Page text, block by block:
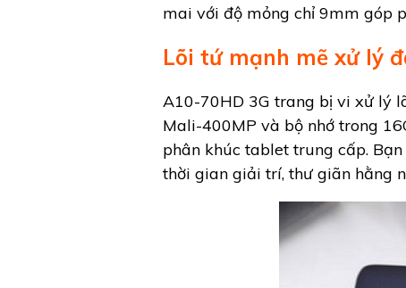
mai với độ mỏng chỉ 9mm góp
Lõi tứ mạnh mẽ xử lý
A10-70HD 3G trang bị vi xử lý
Mali-400MP và bộ nhớ trong
phân khúc tablet trung cấp.
thời gian giải trí, thư giãn hằng